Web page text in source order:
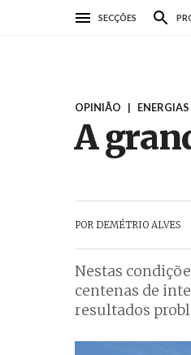
SECÇÕES
OPINIÃO |
A
POR DEMÉTRIO ALVES
Nestas
centenas de
resultados